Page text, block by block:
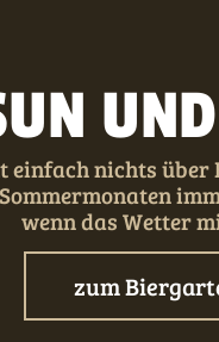
einfach nichts über
wenn das Wetter
zum